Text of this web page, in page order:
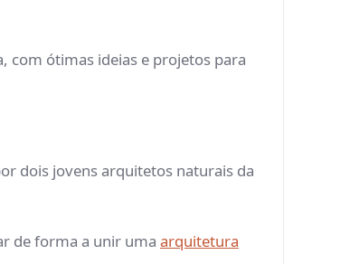
com ótimas ideias e projetos para
dois jovens arquitetos naturais da
de forma a unir uma arquitetura